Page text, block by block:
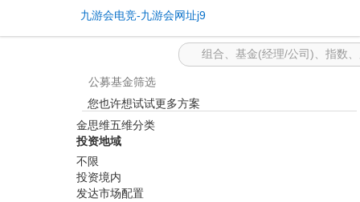
基金筛选 -九游会电竞
九游会电竞-九游会网址j9
公募基金筛选
您也许想试试更多方案
金思维五维分类
投资地域
不限
投资境内
发达市场配置